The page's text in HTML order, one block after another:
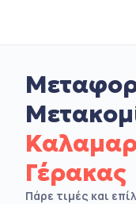
Γέρακας
Πάρε τιμές και